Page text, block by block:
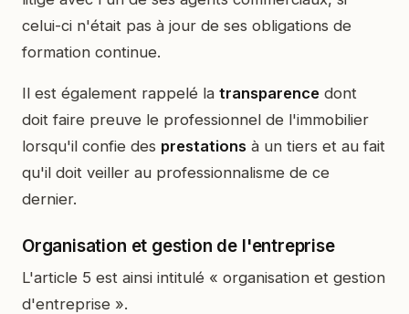
celui-ci n'était pas à jour de ses obligations de
formation continue.
Il est également rappelé la transparence dont
doit faire preuve le professionnel de l'immobilier
lorsqu'il confie des prestations à un tiers et au fait
qu'il doit veiller au professionnalisme de ce
dernier.
Organisation et gestion de l'entreprise
L'article 5 est ainsi intitulé « organisation et gestion
d'entreprise ».